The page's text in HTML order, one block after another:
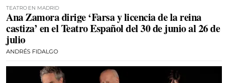
TEATRO EN MADRID
Ana Zamora dirige ‘Farsa y licencia de la reina
castiza’ en el Teatro Español del 30 de junio al 26 de
julio
ANDRÉS FIDALGO